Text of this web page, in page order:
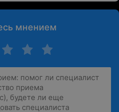
мнением